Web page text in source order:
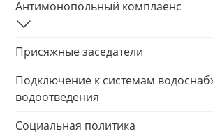
Антимонопольный комплаенс
Присяжные заседатели
Подключение к системам
водоотведения
Социальная политика